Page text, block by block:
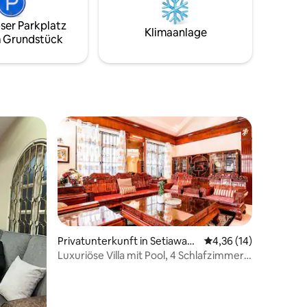
50
vor
/ RM8
Parkplatz
Grundstück
Klimaanlage
Privatunterkunft in Setiawan
gsa
Durchschnittliche
4,36 (14)
Luxuriöse Villa mit Pool, 4 Schlafzimmer,